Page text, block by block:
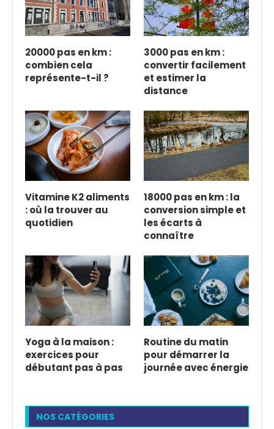
20000 pas en km :
combien cela
représente-t-il ?
3000 pas en km :
convertir facilement
et estimer la
distance
Vitamine K2 aliments
: où la trouver au
quotidien
18000 pas en km : la
conversion simple et
les écarts à
connaître
Yoga à la maison :
exercices pour
débutant pas à pas
Routine du matin
pour démarrer la
journée avec énergie
NOS CATÉGORIES